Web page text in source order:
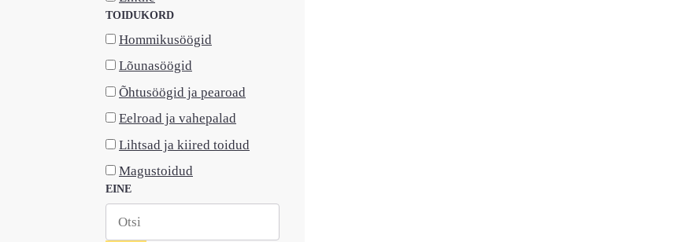
TOIDUKORD
Hommikusöögid
Lõunasöögid
Õhtusöögid ja pearoad
Eelroad ja vahepalad
Lihtsad ja kiired toidud
Magustoidud
EINE